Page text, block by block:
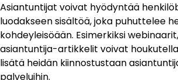
Asiantuntijat voivat hyödyntää
luodakseen sisältöä, joka puhuttelee
kohdeyleisöään. Esimerkiksi
asiantuntija-artikkelit voivat
lisätä heidän kiinnostustaan
palveluihin.